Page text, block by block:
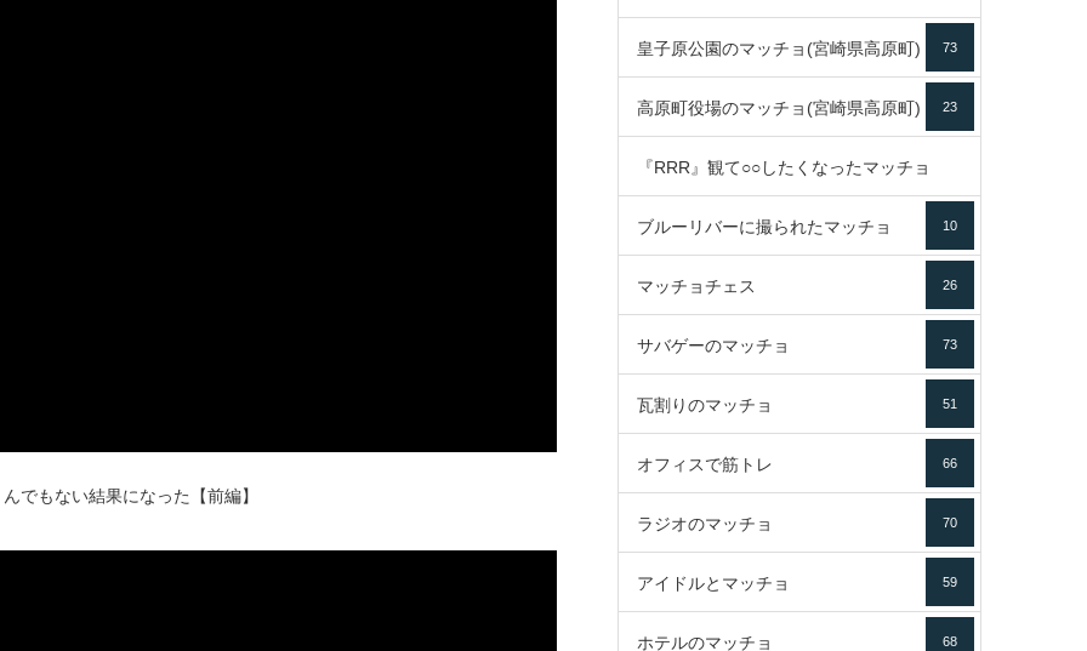
でもない結果になった【前編】
133
皇子原公園のマッチョ(宮崎県高原町) 73
高原町役場のマッチョ(宮崎県高原町) 23
『RRR』観て○○したくなったマッチョ
16
ブルーリバーに撮られたマッチョ 10
マッチョチェス 26
サバゲーのマッチョ 73
瓦割りのマッチョ 51
オフィスで筋トレ 66
ラジオのマッチョ 70
アイドルとマッチョ 59
ホテルのマッチョ 68